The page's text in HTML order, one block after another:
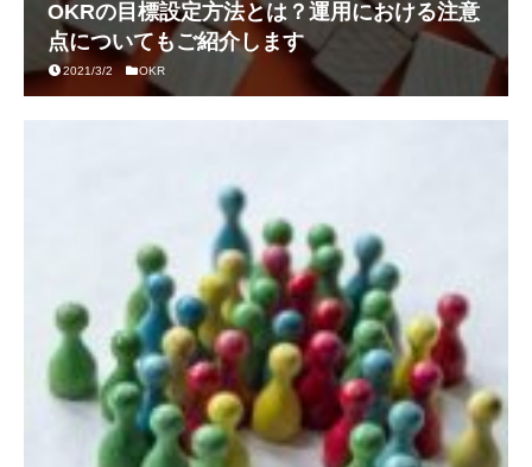
OKRの目標設定方法とは？運用における注意
点についてもご紹介します
2021/3/2 OKR